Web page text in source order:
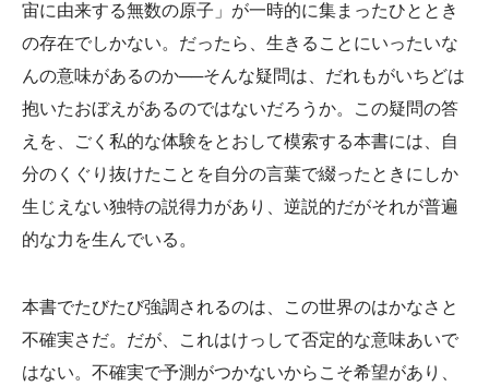
宙に由来する無数の原子」が一時的に集まったひととき
の存在でしかない。だったら、生きることにいったいな
んの意味があるのか──そんな疑問は、だれもがいちどは
抱いたおぼえがあるのではないだろうか。この疑問の答
えを、ごく私的な体験をとおして模索する本書には、自
分のくぐり抜けたことを自分の言葉で綴ったときにしか
生じえない独特の説得力があり、逆説的だがそれが普遍
的な力を生んでいる。
本書でたびたび強調されるのは、この世界のはかなさと
不確実さだ。だが、これはけっして否定的な意味あいで
はない。不確実で予測がつかないからこそ希望があり、